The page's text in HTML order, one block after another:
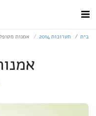
בית תערוכות 2014 אמנות